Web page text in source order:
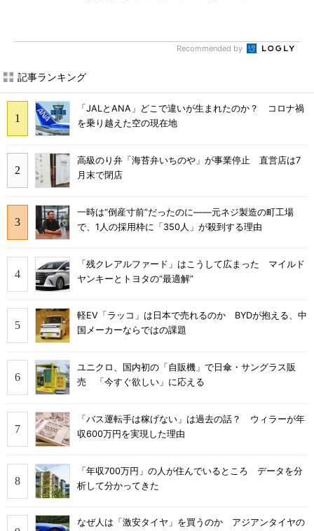
Recommended by
記事ランキング
「JALとANA」どこで違いが生まれたのか？ コロナ禍
を乗り越えた空の現在地
高級のり弁「海苔弁いちのや」が事業停止 直営店は7
月末で閉店
一時は“倒産寸前”だったのに――元ネジ製造の町工場
で、1人の採用枠に「350人」が殺到する理由
「残クレアルファード」はこうして広まった マイルド
ヤンキーとトヨタの“最適解”
軽EV「ラッコ」は日本で売れるのか BYDが抱える、中
国メーカーならではの課題
ユニクロ、国内初の「自販機」で日傘・サングラス販
売 「今すぐ欲しい」に応える
「バス運転手は稼げない」は過去の話？ ウィラーが年
収600万円を実現した理由
「年収700万円」の人が住んでいるところ データを分
析して分かってきた
なぜ人は「激安タイヤ」を買うのか アジアンタイヤの